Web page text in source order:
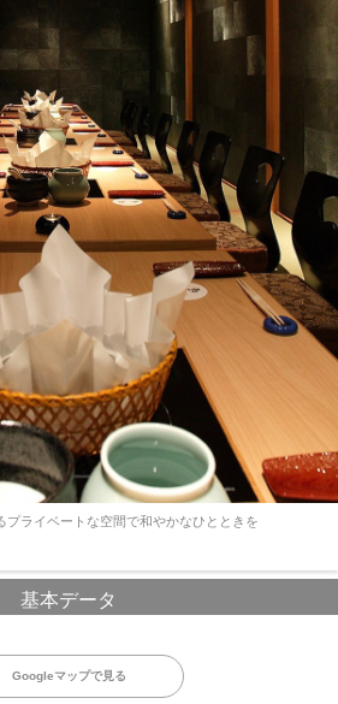
プライベートな空間で和やかなひとときを
基本データ
Googleマップで見る